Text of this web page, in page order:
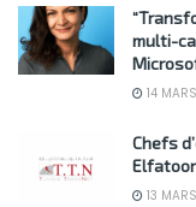
multi-
14
Chefs
13